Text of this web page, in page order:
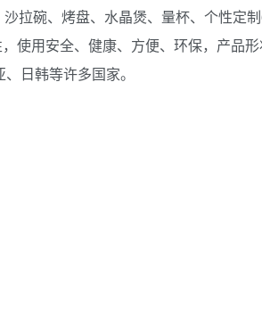
拉碗、烤盘、水晶煲、量杯、个性定
用安全、健康、方便、环保，产品形
日韩等许多国家。